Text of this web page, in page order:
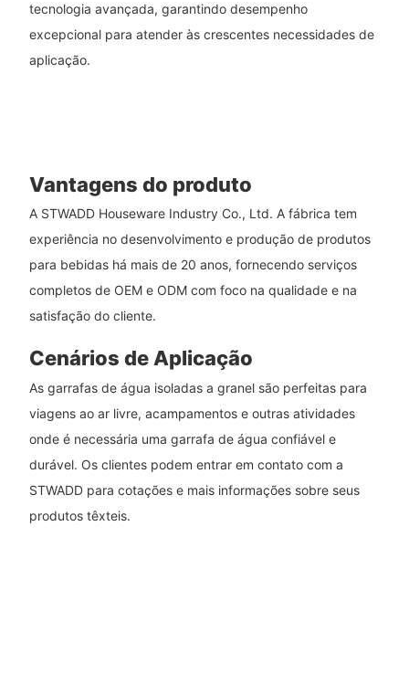
tecnologia avançada, garantindo desempenho
excepcional para atender às crescentes necessidades de
aplicação.
Vantagens do produto
A STWADD Houseware Industry Co., Ltd. A fábrica tem
experiência no desenvolvimento e produção de produtos
para bebidas há mais de 20 anos, fornecendo serviços
completos de OEM e ODM com foco na qualidade e na
satisfação do cliente.
Cenários de Aplicação
As garrafas de água isoladas a granel são perfeitas para
viagens ao ar livre, acampamentos e outras atividades
onde é necessária uma garrafa de água confiável e
durável. Os clientes podem entrar em contato com a
STWADD para cotações e mais informações sobre seus
produtos têxteis.